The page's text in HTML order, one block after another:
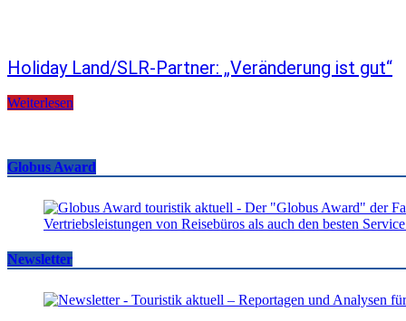
Holiday Land/SLR-Partner: „Veränderung ist gut“
Weiterlesen
Globus Award
Newsletter